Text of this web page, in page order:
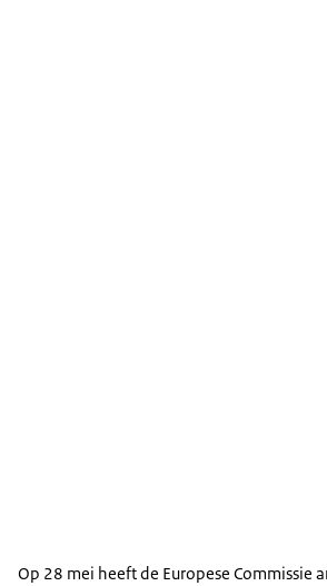
Op 28 mei heeft de Europese Commissie